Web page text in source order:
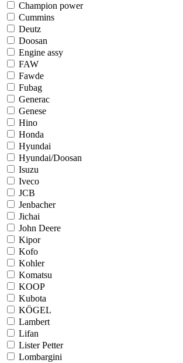
Champion power
Cummins
Deutz
Doosan
Engine assy
FAW
Fawde
Fubag
Generac
Genese
Hino
Honda
Hyundai
Hyundai/Doosan
Isuzu
Iveco
JCB
Jenbacher
Jichai
John Deere
Kipor
Kofo
Kohler
Komatsu
KOOP
Kubota
KÖGEL
Lambert
Lifan
Lister Petter
Lombargini